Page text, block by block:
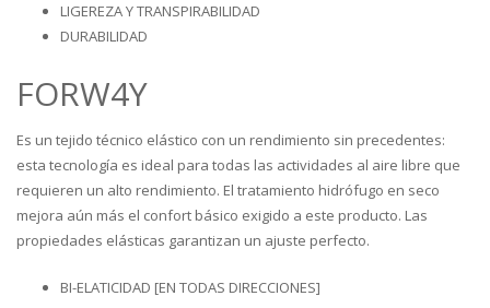
LIGEREZA Y TRANSPIRABILIDAD
DURABILIDAD
FORW4Y
Es un tejido técnico elástico con un rendimiento sin precedentes:
esta tecnología es ideal para todas las actividades al aire libre que
requieren un alto rendimiento. El tratamiento hidrófugo en seco
mejora aún más el confort básico exigido a este producto. Las
propiedades elásticas garantizan un ajuste perfecto.
BI-ELATICIDAD [EN TODAS DIRECCIONES]